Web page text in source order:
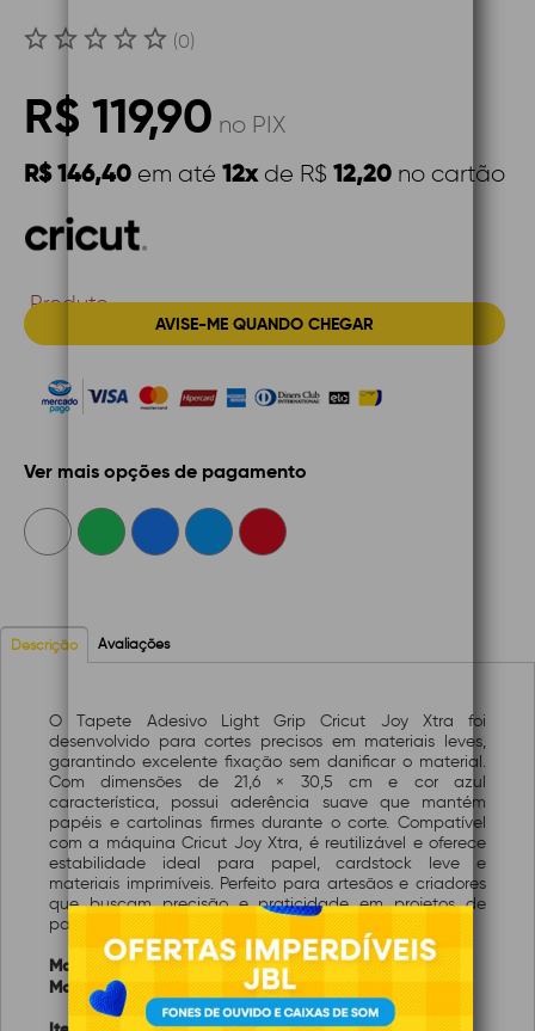
(0)
R$ 119,90 no PIX
R$ 146,40 em até 12xde R$ 12,20 no cartão
AVISE-ME QUANDO CHEGAR
Produto
Ver mais opções de pagamento
Descrição Avaliações
O Tapete Adesivo Light Grip Cricut Joy Xtra foi
desenvolvido para cortes precisos em materiais leves,
garantindo excelente fixação sem danificar o material.
Com dimensões de 21,6 × 30,5 cm e cor azul
característica, possui aderência suave que mantém
papéis e cartolinas firmes durante o corte. Compatível
com a máquina Cricut Joy Xtra, é reutilizável e oferece
estabilidade ideal para papel, cardstock leve e
materiais imprimíveis. Perfeito para artesãos e criadores
que buscam precisão e praticidade em projetos de
papelaria e personalização.
Marca: Cricut
Modelo:2010626